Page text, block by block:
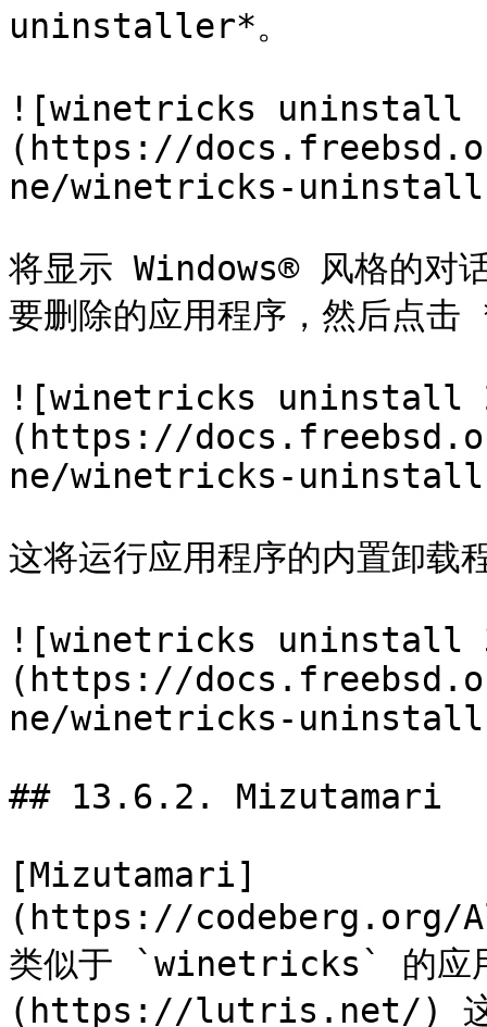
uninstaller*。
![winetricks uninstall
(https://
ne/winetricks-
将显示 Windows® 风格的对
要删除的应用程序，然后点
![winetricks uninstall
(https://
ne/winetricks-
这将运行应用程序的内置卸载
![winetricks uninstall
(https://
ne/winetricks-
## 13.6.2. Mizutamari
[Mizutamari]
(https://codeberg.org/
类似于 `winetricks` 的应
(https://lutris.net/) 这个